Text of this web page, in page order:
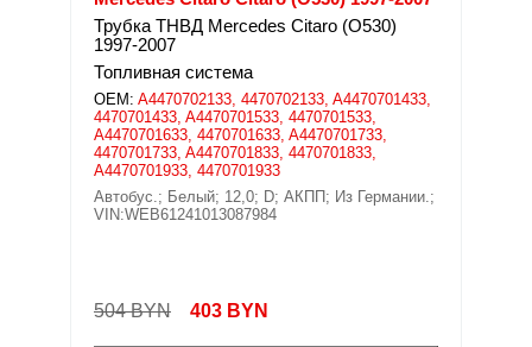
Трубка ТНВД Mercedes Citaro (O530)
1997-2007
Топливная система
OEM: A4470702133, 4470702133, A4470701433,
4470701433, A4470701533, 4470701533,
A4470701633, 4470701633, A4470701733,
4470701733, A4470701833, 4470701833,
A4470701933, 4470701933
Автобус.; Белый; 12,0; D; АКПП; Из Германии.;
VIN:WEB61241013087984
504 BYN 403 BYN